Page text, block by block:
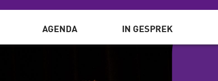
AGENDA IN GESPREK